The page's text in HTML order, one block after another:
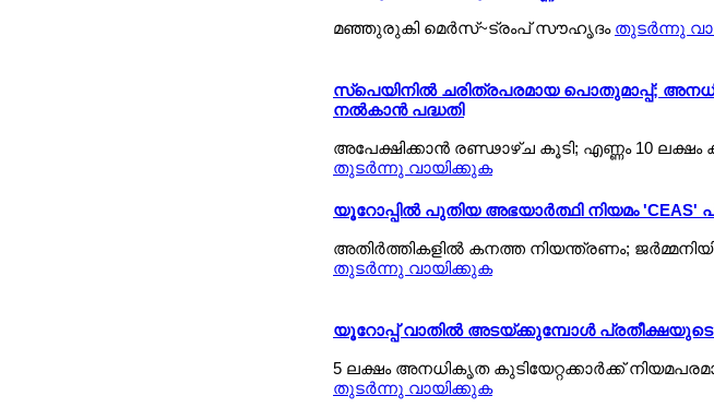
മഞ്ഞുരുകി മെര്‍സ്~ട്രംപ് സൗഹൃദം തുടര്‍ന്നു
സ്പെയിനില്‍ ചരിത്രപരമായ പൊതുമാപ്പ്;
നല്‍കാന്‍ പദ്ധതി
അപേക്ഷിക്കാന്‍ രണ്ഢാഴ്ച കൂടി; എണ്ണം 10
തുടര്‍ന്നു വായിക്കുക
യൂറോപ്പില്‍ പുതിയ അഭയാര്‍ത്ഥി നിയമം
അതിര്‍ത്തികളില്‍ കനത്ത നിയന്ത്രണം;
തുടര്‍ന്നു വായിക്കുക
യൂറോപ്പ് വാതില്‍ അടയ്ക്കുമ്പോള്‍
5 ലക്ഷം അനധികൃത കുടിയേറ്റക്കാര്‍ക്ക്
തുടര്‍ന്നു വായിക്കുക